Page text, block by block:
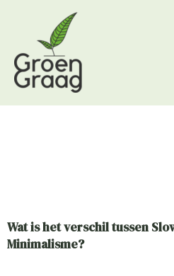
inhoud
Wat is het verschil tussen
Minimalisme?